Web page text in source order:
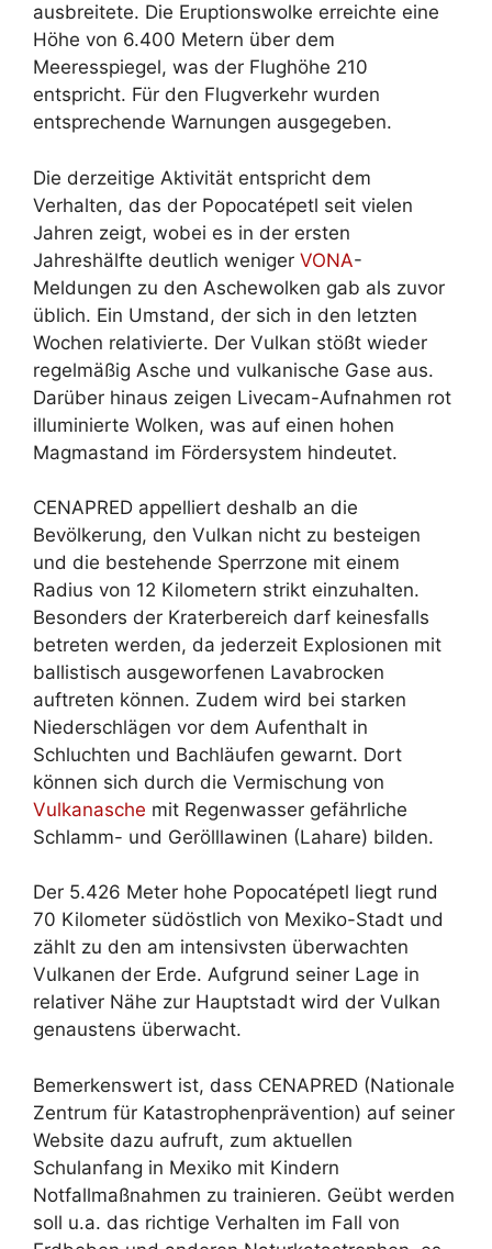
ausbreitete. Die Eruptionswolke erreichte eine
Höhe von 6.400 Metern über dem
Meeresspiegel, was der Flughöhe 210
entspricht. Für den Flugverkehr wurden
entsprechende Warnungen ausgegeben.
Die derzeitige Aktivität entspricht dem
Verhalten, das der Popocatépetl seit vielen
Jahren zeigt, wobei es in der ersten
Jahreshälfte deutlich weniger VONA-
Meldungen zu den Aschewolken gab als zuvor
üblich. Ein Umstand, der sich in den letzten
Wochen relativierte. Der Vulkan stößt wieder
regelmäßig Asche und vulkanische Gase aus.
Darüber hinaus zeigen Livecam-Aufnahmen rot
illuminierte Wolken, was auf einen hohen
Magmastand im Fördersystem hindeutet.
CENAPRED appelliert deshalb an die
Bevölkerung, den Vulkan nicht zu besteigen
und die bestehende Sperrzone mit einem
Radius von 12 Kilometern strikt einzuhalten.
Besonders der Kraterbereich darf keinesfalls
betreten werden, da jederzeit Explosionen mit
ballistisch ausgeworfenen Lavabrocken
auftreten können. Zudem wird bei starken
Niederschlägen vor dem Aufenthalt in
Schluchten und Bachläufen gewarnt. Dort
können sich durch die Vermischung von
Vulkanasche mit Regenwasser gefährliche
Schlamm- und Gerölllawinen (Lahare) bilden.
Der 5.426 Meter hohe Popocatépetl liegt rund
70 Kilometer südöstlich von Mexiko-Stadt und
zählt zu den am intensivsten überwachten
Vulkanen der Erde. Aufgrund seiner Lage in
relativer Nähe zur Hauptstadt wird der Vulkan
genaustens überwacht.
Bemerkenswert ist, dass CENAPRED (Nationale
Zentrum für Katastrophenprävention) auf seiner
Website dazu aufruft, zum aktuellen
Schulanfang in Mexiko mit Kindern
Notfallmaßnahmen zu trainieren. Geübt werden
soll u.a. das richtige Verhalten im Fall von